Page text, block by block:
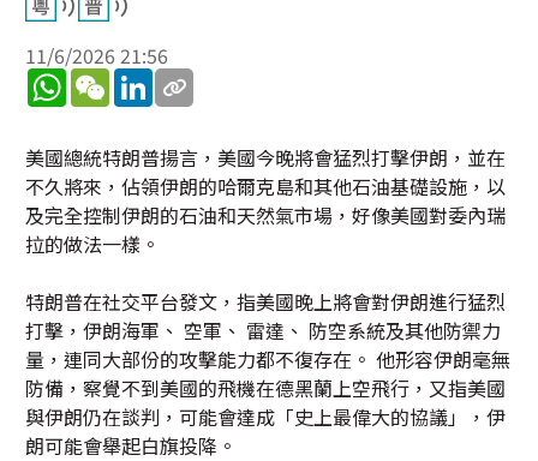
11/6/2026 21:56
WhatsApp
WeChatLinkedIn
美國總統特朗普揚言，美國今晚將會猛烈打擊伊朗，並在
不久將來，佔領伊朗的哈爾克島和其他石油基礎設施，以
及完全控制伊朗的石油和天然氣市場，好像美國對委內瑞
拉的做法一樣。
特朗普在社交平台發文，指美國晚上將會對伊朗進行猛烈
打擊，伊朗海軍、 空軍、 雷達、 防空系統及其他防禦力
量，連同大部份的攻擊能力都不復存在。 他形容伊朗毫無
防備，察覺不到美國的飛機在德黑蘭上空飛行，又指美國
與伊朗仍在談判，可能會達成「史上最偉大的協議」，伊
朗可能會舉起白旗投降。